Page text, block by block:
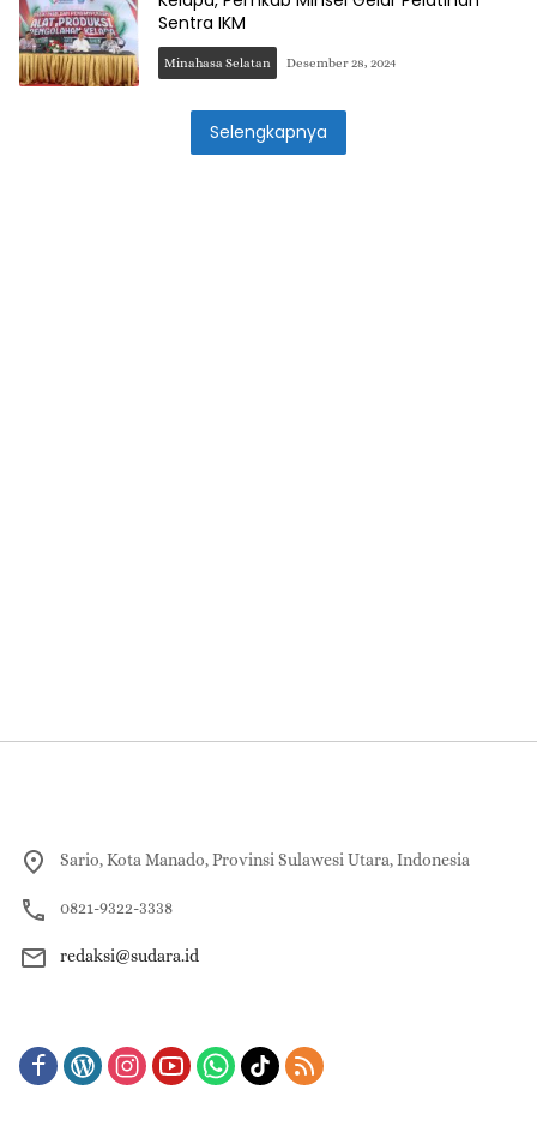
Sentra IKM
Minahasa Selatan Desember 28, 2024
Selengkapnya
Sario, Kota Manado, Provinsi Sulawesi Utara, Indonesia
0821-9322-3338
redaksi@sudara.id